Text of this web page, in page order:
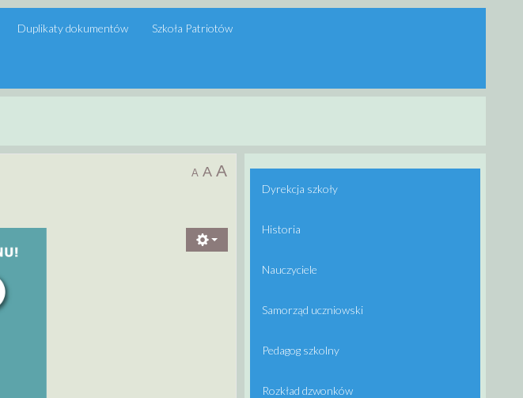
Duplikaty dokumentów Szkoła Patriotów
A A A
Dyrekcja szkoły
Historia
Nauczyciele
Samorząd uczniowski
Pedagog szkolny
Rozkład dzwonków